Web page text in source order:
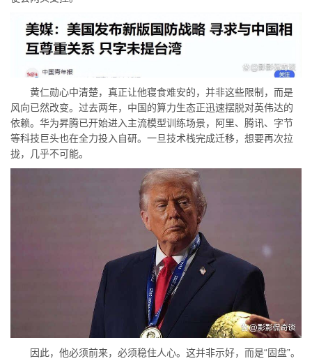
黄仁勋心中清楚，真正让他寝食难安的，并非这些限制，而是
风向已然改变。过去两年，中国的算力生态正迅速摆脱对英伟达的
依赖。华为昇腾已开始进入主流模型训练场景，阿里、腾讯、字节
等科技巨头也在全力投入自研。一旦技术栈完成迁移，想要再次拉
拢，几乎不可能。
因此，他必须前来，必须稳住人心。这并非示好，而是“固盘”。